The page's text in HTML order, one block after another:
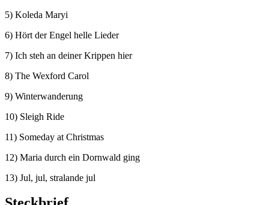
5) Koleda Maryi
6) Hört der Engel helle Lieder
7) Ich steh an deiner Krippen hier
8) The Wexford Carol
9) Winterwanderung
10) Sleigh Ride
11) Someday at Christmas
12) Maria durch ein Dornwald ging
13) Jul, jul, stralande jul